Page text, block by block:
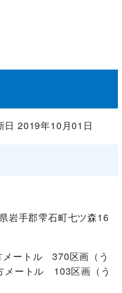
日 2019年10月01日
雫石町七ツ森16
ル 370区画（う
ートル 103区画（う